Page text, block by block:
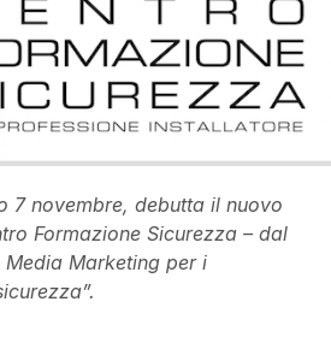
7 novembre, debutta il nuovo
Formazione Sicurezza – dal
Marketing per i